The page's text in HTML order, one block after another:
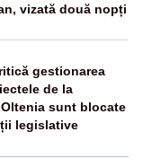
vizată două nopți
gestionarea
de la
sunt blocate
legislative